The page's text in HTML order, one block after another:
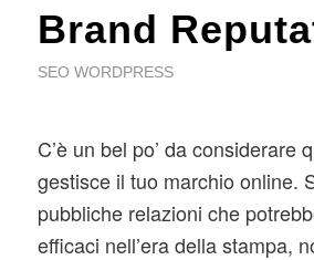
Brand
SEO WORDPRESS
C’è un bel po’ da considerare
gestisce il tuo marchio online.
pubbliche relazioni che
efficaci nell’era della stampa,